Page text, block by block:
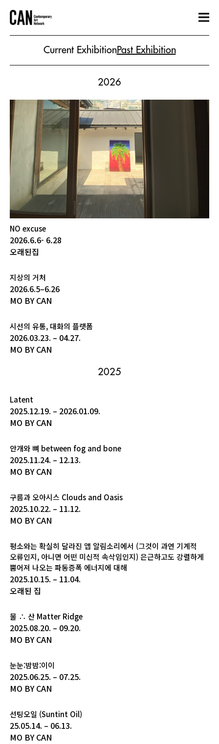
Current ExhibitionPast Exhibition
2026
NO excuse
2026.6.6- 6.28
오래된집
지상의 거처
2026.6.5–6.26
MO BY CAN
시선의 유통, 대화의 플랫폼
2026.03.23. – 04.27.
MO BY CAN
2025
Latent
2025.12.19. – 2026.01.09.
MO BY CAN
안개와 뼈 between fog and bone
2025.11.24. – 12.13.
MO BY CAN
구름과 오아시스 Clouds and Oasis
2025.10.22. – 11.12.
MO BY CAN
평소와는 확실히 달라진 앱 알림소리에서 (그것이 과연 기계적
오류인지, 아니면 어떤 미신적 속삭임인지) 은근하고도 강렬하게
뿜어져 나오는 파동증폭 에너지에 대해
2025.10.15. – 11.04.
오래된 집
물 ∴ 산 Matter Ridge
2025.08.20. – 09.20.
MO BY CAN
눈눈:밤밤:이이
2025.06.25. – 07.25.
MO BY CAN
선팅오일 (Suntint Oil)
25.05.14. – 06.13.
MO BY CAN